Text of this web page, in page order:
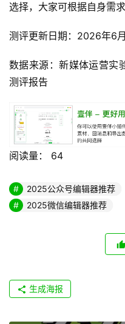
选择，大家可根据自身需求
测评更新日期：2026年6
数据来源：新媒体运营实
测评报告
阅读量： 64
2025公众号编辑器推荐
2025微信编辑器推荐
生成海报